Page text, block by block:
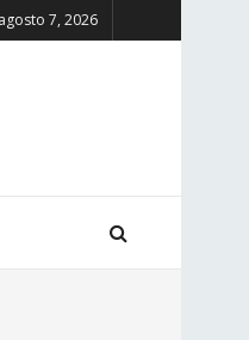
7, 2026